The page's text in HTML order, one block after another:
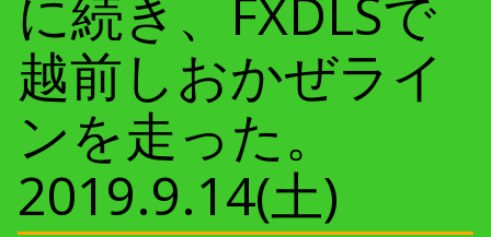
に続き、FXDLSで
越前しおかぜライ
ンを走った。
2019.9.14(土)